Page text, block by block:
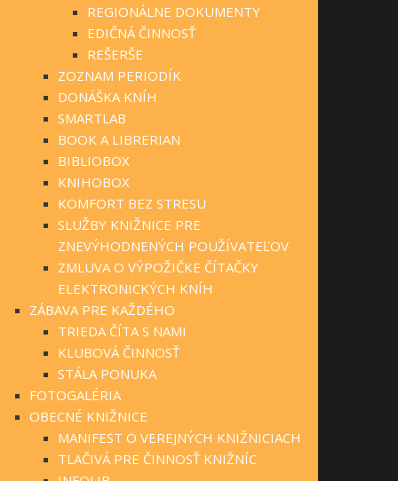
REGIONÁLNE DOKUMENTY
EDIČNÁ ČINNOSŤ
REŠERŠE
ZOZNAM PERIODÍK
DONÁŠKA KNÍH
SMARTLAB
BOOK A LIBRERIAN
BIBLIOBOX
KNIHOBOX
KOMFORT BEZ STRESU
SLUŽBY KNIŽNICE PRE
ZNEVÝHODNENÝCH POUŽÍVATEĽOV
ZMLUVA O VÝPOŽIČKE ČÍTAČKY
ELEKTRONICKÝCH KNÍH
ZÁBAVA PRE KAŽDÉHO
TRIEDA ČÍTA S NAMI
KLUBOVÁ ČINNOSŤ
STÁLA PONUKA
FOTOGALÉRIA
OBECNÉ KNIŽNICE
MANIFEST O VEREJNÝCH KNIŽNICIACH
TLAČIVÁ PRE ČINNOSŤ KNIŽNÍC